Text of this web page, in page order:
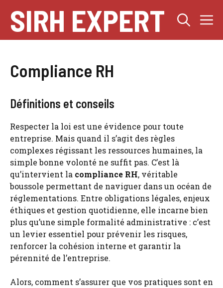
contenu
SIRH EXPERT
Compliance RH
Définitions et conseils
Respecter la loi est une évidence pour toute
entreprise. Mais quand il s’agit des règles
complexes régissant les ressources humaines, la
simple bonne volonté ne suffit pas. C’est là
qu’intervient la compliance RH, véritable
boussole permettant de naviguer dans un océan de
réglementations. Entre obligations légales, enjeux
éthiques et gestion quotidienne, elle incarne bien
plus qu’une simple formalité administrative : c’est
un levier essentiel pour prévenir les risques,
renforcer la cohésion interne et garantir la
pérennité de l’entreprise.
Alors, comment s’assurer que vos pratiques sont en